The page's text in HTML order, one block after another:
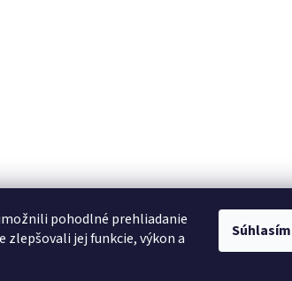
pohodlné prehliadanie
zlepšovali jej funkcie, výkon a
Súhlasím